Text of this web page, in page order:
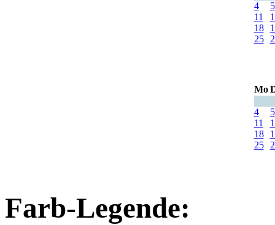
4
5
11
18
25
Mo
4
5
11
18
25
Farb-Legende: